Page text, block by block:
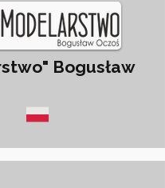
Bogusław